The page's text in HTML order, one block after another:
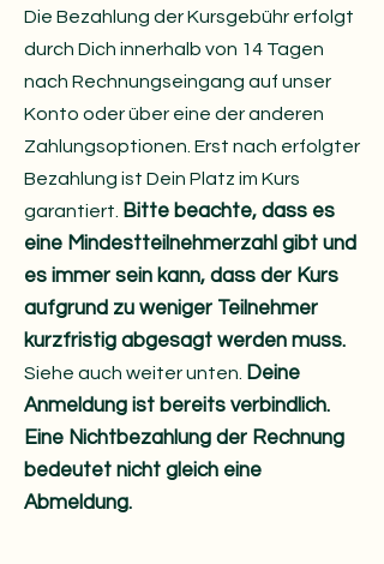
Die Bezahlung der Kursgebühr erfolgt
durch Dich innerhalb von 14 Tagen
nach Rechnungseingang auf unser
Konto oder über eine der anderen
Zahlungsoptionen. Erst nach erfolgter
Bezahlung ist Dein Platz im Kurs
garantiert.
Bitte beachte, dass es
eine Mindestteilnehmerzahl gibt und
es immer sein kann, dass der Kurs
aufgrund zu weniger Teilnehmer
kurzfristig abgesagt werden muss.
Siehe auch weiter unten.
Deine
Anmeldung ist bereits verbindlich.
Eine Nichtbezahlung der Rechnung
bedeutet nicht gleich eine
Abmeldung.